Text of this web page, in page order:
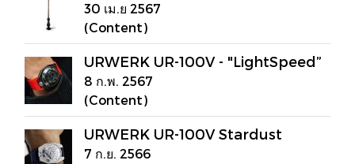
30 เม.ย 2567
(Content)
URWERK UR-100V - "LightSpeed”
8 ก.พ. 2567
(Content)
URWERK UR-100V Stardust
7 ก.ย. 2566